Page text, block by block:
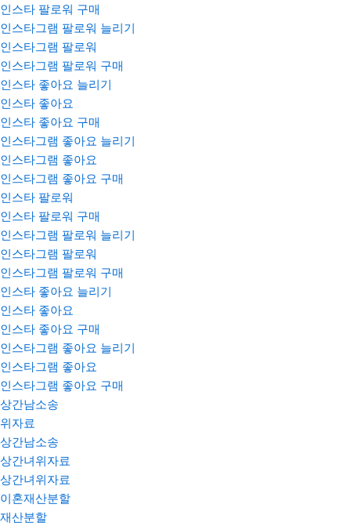
인스타 팔로워 구매
인스타그램 팔로워 늘리기
인스타그램 팔로워
인스타그램 팔로워 구매
인스타 좋아요 늘리기
인스타 좋아요
인스타 좋아요 구매
인스타그램 좋아요 늘리기
인스타그램 좋아요
인스타그램 좋아요 구매
인스타 팔로워
인스타 팔로워 구매
인스타그램 팔로워 늘리기
인스타그램 팔로워
인스타그램 팔로워 구매
인스타 좋아요 늘리기
인스타 좋아요
인스타 좋아요 구매
인스타그램 좋아요 늘리기
인스타그램 좋아요
인스타그램 좋아요 구매
상간남소송
위자료
상간남소송
상간녀위자료
상간녀위자료
이혼재산분할
재산분할